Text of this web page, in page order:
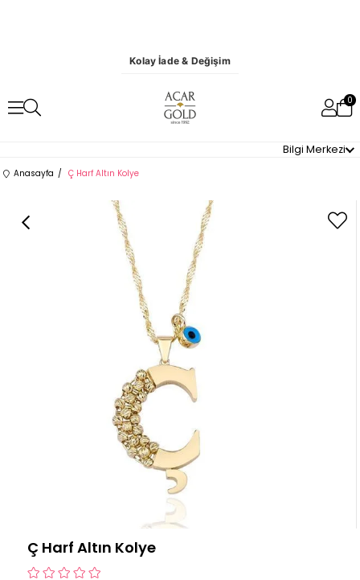
Kolay İade & Değişim
0
Bilgi Merkezi
Anasayfa Ç Harf Altın Kolye
Ç Harf Altın Kolye